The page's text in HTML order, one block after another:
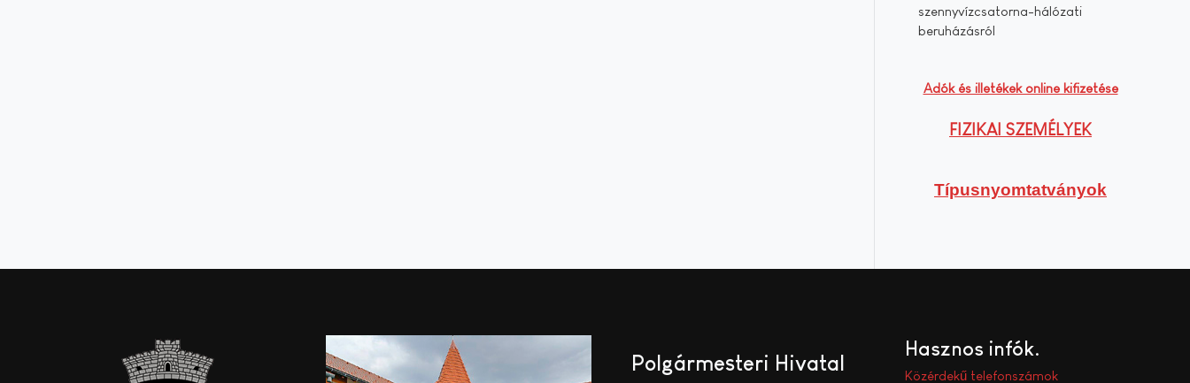
szennyvízcsatorna-hálózati
beruházásról
Adók és illetékek online kifizetése
FIZIKAI SZEMÉLYEK
Típusnyomtatványok
Polgármesteri Hivatal
Hasznos infók
Közérdekű telefonszámok